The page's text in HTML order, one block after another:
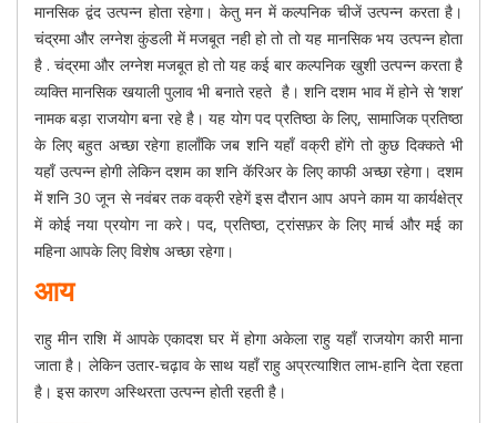
मानसिक द्वंद उत्पन्न होता रहेगा। केतु मन में कल्पनिक चीजें उत्पन्न करता है।
चंद्रमा और लग्नेश कुंडली में मजबूत नही हो तो तो यह मानसिक भय उत्पन्न होता
है . चंद्रमा और लग्नेश मजबूत हो तो यह कई बार कल्पनिक खुशी उत्पन्न करता है
व्यक्ति मानसिक खयाली पुलाव भी बनाते रहते है। शनि दशम भाव में होने से ‘शश’
नामक बड़ा राजयोग बना रहे है। यह योग पद प्रतिष्ठा के लिए, सामाजिक प्रतिष्ठा
के लिए बहुत अच्छा रहेगा हालाँकि जब शनि यहाँ वक्री होंगे तो कुछ दिक्कते भी
यहाँ उत्पन्न होगी लेकिन दशम का शनि कॅरिअर के लिए काफी अच्छा रहेगा। दशम
में शनि 30 जून से नवंबर तक वक्री रहेगें इस दौरान आप अपने काम या कार्यक्षेत्र
में कोई नया प्रयोग ना करे। पद, प्रतिष्ठा, ट्रांसफ़र के लिए मार्च और मई का
महिना आपके लिए विशेष अच्छा रहेगा।
आय
राहु मीन राशि में आपके एकादश घर में होगा अकेला राहु यहाँ राजयोग कारी माना
जाता है। लेकिन उतार-चढ़ाव के साथ यहाँ राहु अप्रत्याशित लाभ-हानि देता रहता
है। इस कारण अस्थिरता उत्पन्न होती रहती है।